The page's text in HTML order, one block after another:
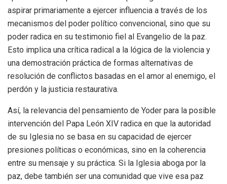
aspirar primariamente a ejercer influencia a través de los
mecanismos del poder político convencional, sino que su
poder radica en su testimonio fiel al Evangelio de la paz.
Esto implica una crítica radical a la lógica de la violencia y
una demostración práctica de formas alternativas de
resolución de conflictos basadas en el amor al enemigo, el
perdón y la justicia restaurativa.
Así, la relevancia del pensamiento de Yoder para la posible
intervención del Papa León XIV radica en que la autoridad
de su Iglesia no se basa en su capacidad de ejercer
presiones políticas o económicas, sino en la coherencia
entre su mensaje y su práctica. Si la Iglesia aboga por la
paz, debe también ser una comunidad que vive esa paz